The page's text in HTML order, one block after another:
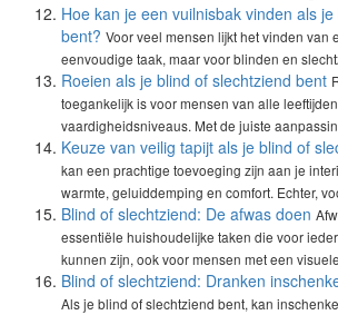
Hoe kan je een vuilnisbak vinden als
bent? Voor veel mensen lijkt het vinden van
eenvoudige taak, maar voor blinden en
Roeien als je blind of slechtziend bent
toegankelijk is voor mensen van alle
vaardigheidsniveaus. Met de juiste
Keuze van veilig tapijt als je blind of
kan een prachtige toevoeging zijn aan je
warmte, geluiddemping en comfort. Echter,
Blind of slechtziend: De afwas doen
essentiële huishoudelijke taken die voor
kunnen zijn, ook voor mensen met een
Blind of slechtziend: Dranken
Als je blind of slechtziend bent, kan